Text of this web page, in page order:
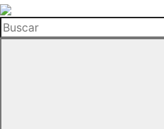
La
Hemeroteca
del
Buscar